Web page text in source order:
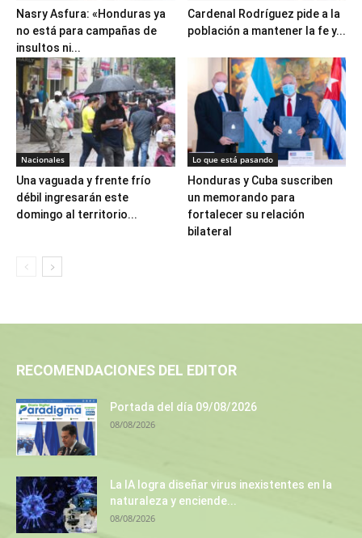
Nasry Asfura: «Honduras ya
no está para campañas de
insultos ni...
Cardenal Rodríguez pide a la
población a mantener la fe y...
Nacionales
Una vaguada y frente frío
débil ingresarán este
domingo al territorio...
Lo que está pasando
Honduras y Cuba suscriben
un memorando para
fortalecer su relación
bilateral
RECOMENDACIONES DEL EDITOR
Portada del día 09/08/2026
08/08/2026
La IA logra diseñar virus inexistentes en la
naturaleza y enciende...
08/08/2026